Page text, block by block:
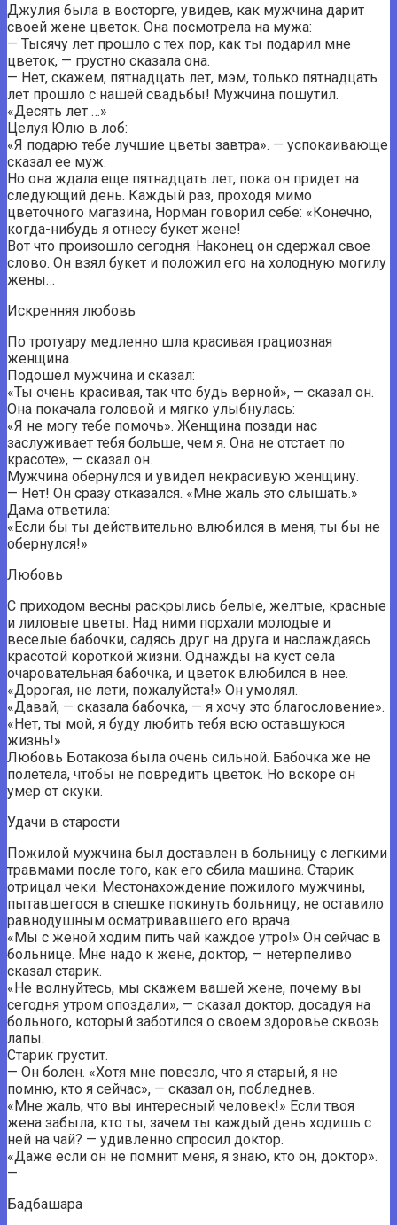
Джулия была в восторге, увидев, как мужчина дарит
своей жене цветок. Она посмотрела на мужа:
— Тысячу лет прошло с тех пор, как ты подарил мне
цветок, — грустно сказала она.
— Нет, скажем, пятнадцать лет, мэм, только пятнадцать
лет прошло с нашей свадьбы! Мужчина пошутил.
«Десять лет …»
Целуя Юлю в лоб:
«Я подарю тебе лучшие цветы завтра». — успокаивающе
сказал ее муж.
Но она ждала еще пятнадцать лет, пока он придет на
следующий день. Каждый раз, проходя мимо
цветочного магазина, Норман говорил себе: «Конечно,
когда-нибудь я отнесу букет жене!
Вот что произошло сегодня. Наконец он сдержал свое
слово. Он взял букет и положил его на холодную могилу
жены…
Искренняя любовь
По тротуару медленно шла красивая грациозная
женщина.
Подошел мужчина и сказал:
«Ты очень красивая, так что будь верной», — сказал он.
Она покачала головой и мягко улыбнулась:
«Я не могу тебе помочь». Женщина позади нас
заслуживает тебя больше, чем я. Она не отстает по
красоте», — сказал он.
Мужчина обернулся и увидел некрасивую женщину.
— Нет! Он сразу отказался. «Мне жаль это слышать.»
Дама ответила:
«Если бы ты действительно влюбился в меня, ты бы не
обернулся!»
Любовь
С приходом весны раскрылись белые, желтые, красные
и лиловые цветы. Над ними порхали молодые и
веселые бабочки, садясь друг на друга и наслаждаясь
красотой короткой жизни. Однажды на куст села
очаровательная бабочка, и цветок влюбился в нее.
«Дорогая, не лети, пожалуйста!» Он умолял.
«Давай, — сказала бабочка, — я хочу это благословение».
«Нет, ты мой, я буду любить тебя всю оставшуюся
жизнь!»
Любовь Ботакоза была очень сильной. Бабочка же не
полетела, чтобы не повредить цветок. Но вскоре он
умер от скуки.
Удачи в старости
Пожилой мужчина был доставлен в больницу с легкими
травмами после того, как его сбила машина. Старик
отрицал чеки. Местонахождение пожилого мужчины,
пытавшегося в спешке покинуть больницу, не оставило
равнодушным осматривавшего его врача.
«Мы с женой ходим пить чай каждое утро!» Он сейчас в
больнице. Мне надо к жене, доктор, — нетерпеливо
сказал старик.
«Не волнуйтесь, мы скажем вашей жене, почему вы
сегодня утром опоздали», — сказал доктор, досадуя на
больного, который заботился о своем здоровье сквозь
лапы.
Старик грустит.
— Он болен. «Хотя мне повезло, что я старый, я не
помню, кто я сейчас», — сказал он, побледнев.
«Мне жаль, что вы интересный человек!» Если твоя
жена забыла, кто ты, зачем ты каждый день ходишь с
ней на чай? — удивленно спросил доктор.
«Даже если он не помнит меня, я знаю, кто он, доктор».
—
Бадбашара